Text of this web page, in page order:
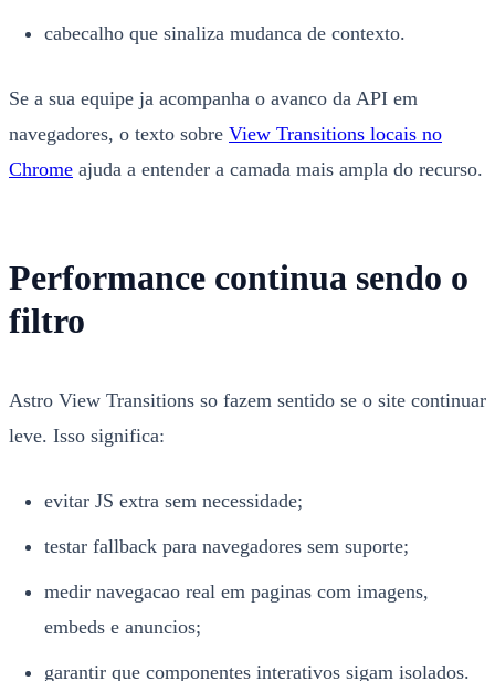
cabecalho que sinaliza mudanca de contexto.
Se a sua equipe ja acompanha o avanco da API em
navegadores, o texto sobre View Transitions locais no
Chrome ajuda a entender a camada mais ampla do recurso.
Performance continua sendo o
filtro
Astro View Transitions so fazem sentido se o site continuar
leve. Isso significa:
evitar JS extra sem necessidade;
testar fallback para navegadores sem suporte;
medir navegacao real em paginas com imagens,
embeds e anuncios;
garantir que componentes interativos sigam isolados.